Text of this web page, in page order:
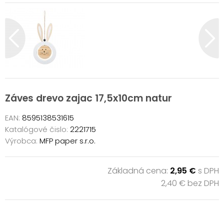
Záves drevo zajac 17,5x10cm natur
EAN: 8595138531615
Katalógové čislo: 2221715
Výrobca: MFP paper s.r.o.
Základná cena: 2,95 € s DPH
2,40 € bez DPH